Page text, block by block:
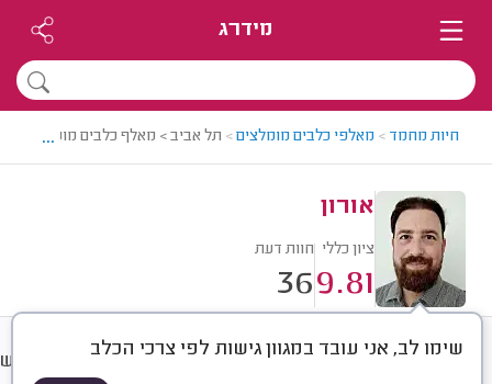
מידרג
חיות מחמד > מאלפי כלבים מומלצים> תל אביב > מאלף כלבים מומלץ -
...
אורון
ציון כללי
9.81
חוות דעת
36
שימו לב, אני עובד במגוון גישות לפי צרכי הכלב
חוות דעת מחירים ממוצע